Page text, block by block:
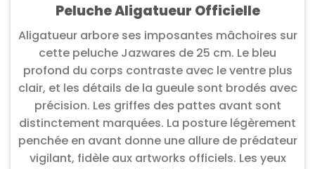
Peluche Aligatueur Officielle
Aligatueur arbore ses imposantes mâchoires sur
cette peluche Jazwares de 25 cm. Le bleu
profond du corps contraste avec le ventre plus
clair, et les détails de la gueule sont brodés avec
précision. Les griffes des pattes avant sont
distinctement marquées. La posture légèrement
penchée en avant donne une allure de prédateur
vigilant, fidèle aux artworks officiels. Les yeux